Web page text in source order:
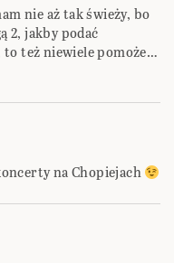
nie aż tak świeży, bo
2, jakby podać
to też niewiele pomoże…
na Chopiejach